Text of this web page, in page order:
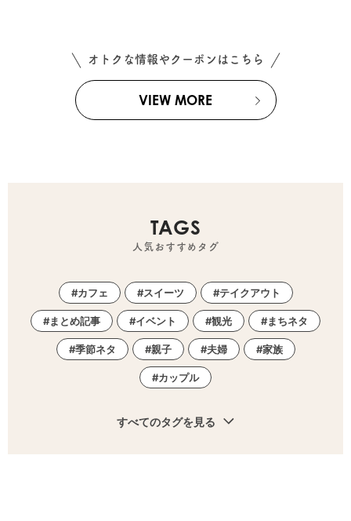
オトクな情報やクーポンはこちら
VIEW MORE
TAGS
人気おすすめタグ
カフェ スイーツ テイクアウト
まとめ記事 イベント 観光 まちネタ
季節ネタ 親子 夫婦 家族
カップル
すべてのタグを見る